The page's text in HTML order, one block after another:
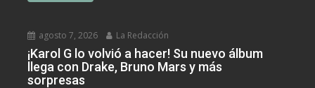
agosto 7, 2026 La Redacción
¡Karol G lo volvió a hacer! Su nuevo álbum
llega con Drake, Bruno Mars y más
sorpresas